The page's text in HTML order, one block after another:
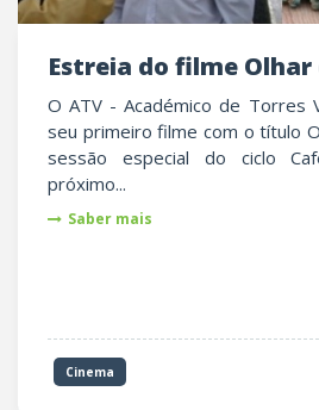
Estreia do filme
O ATV - Académico de Torres
seu primeiro filme com o título
sessão especial do ciclo
próximo...
Saber mais
Cinema